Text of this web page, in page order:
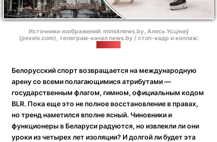
Источники изображений: minsknews.by, Алесь Усцінаў
(pexels.com), телеграм-канал news.by / стоп-кадр и коллаж:
Белорусский спорт возвращается на международную
арену со всеми полагающимися атрибутами —
государственным флагом, гимном, официальным кодом
BLR. Пока еще это не полное восстановление в правах,
но тренд наметился вполне ясный. Чиновники и
функционеры в Беларуси радуются, но извлекли ли они
уроки из четырех лет изоляции? И долгой ли будет эта